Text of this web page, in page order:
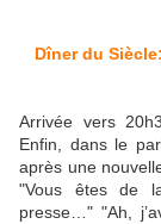
Dîner du
Arrivée vers
Enfin, dans le
après une
"Vous êtes de
presse…" "Ah,